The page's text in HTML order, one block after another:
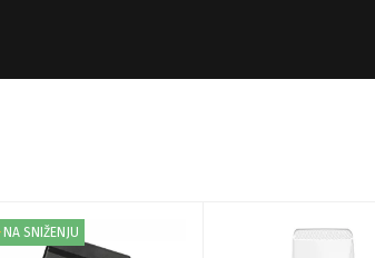
NA SNIŽENJU